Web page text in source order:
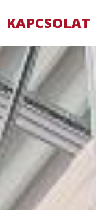
KAPCSOLAT